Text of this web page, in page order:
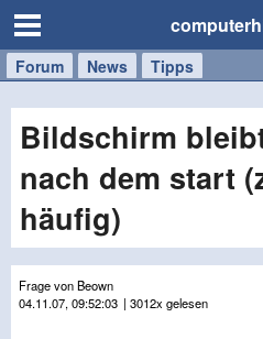
Forum News Tipps
Handy
Tablet
Windows
Mac
Bildschirm
nach dem start
häufig)
Frage von Beown
04.11.07, 09:52:03 | 3012x gelesen